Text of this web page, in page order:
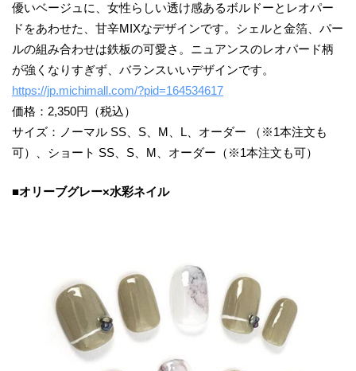
優いベージュに、女性らしい透け感あるボルドーとレオパー
ドをあわせた、甘辛MIXなデザインです。シェルと金箔、パー
ルの組み合わせは鉄板の可愛さ。ニュアンスのレオパード柄
が強くなりすぎず、バランスいいデザインです。
https://jp.michimall.com/?pid=164534617
価格：2,350円（税込）
サイズ：ノーマル SS、S、M、L、オーダー （※1本注文も
可）、ショート SS、S、M、オーダー（※1本注文も可）
■オリーブグレー×水彩ネイル